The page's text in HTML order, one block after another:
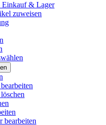
Einkauf & Lager
zuweisen
bearbeiten